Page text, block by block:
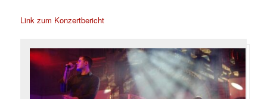
Link zum Konzertbericht